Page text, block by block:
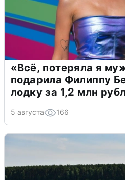
«Всё, потеряла я
подарила Филиппу
лодку за 1,2 млн
5 августа 166